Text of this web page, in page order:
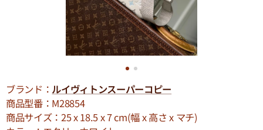
ブランド： ルイヴィトンスーパーコピー
商品型番：M28854
商品サイズ：25 x 18.5 x 7 cm(幅 x 高さ x マチ)